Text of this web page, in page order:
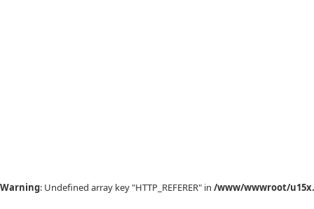
Warning: Undefined array key "HTTP_REFERER" in /www/wwwroot/